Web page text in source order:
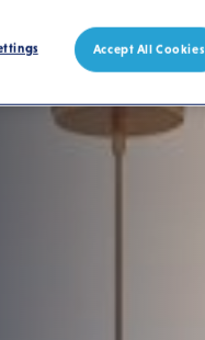
Accept All Cookies